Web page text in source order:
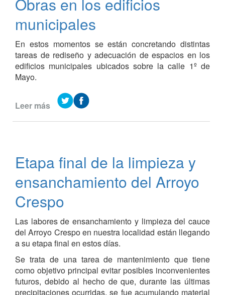
jóvenes
un
espacio
pensado
para
ellos
municipales
En estos momentos se están concretando distintas
tareas de rediseño y adecuación de espacios en los
edificios municipales ubicados sobre la calle 1º de
Mayo.
Leer más de
municipales
Etapa final de la limpieza y
ensanchamiento del Arroyo
Crespo
Las labores de ensanchamiento y limpieza del cauce
del Arroyo Crespo en nuestra localidad están llegando
a su etapa final en estos días.
Se trata de una tarea de mantenimiento que tiene
como objetivo principal evitar posibles inconvenientes
futuros, debido al hecho de que, durante las últimas
precipitaciones ocurridas, se fue acumulando material